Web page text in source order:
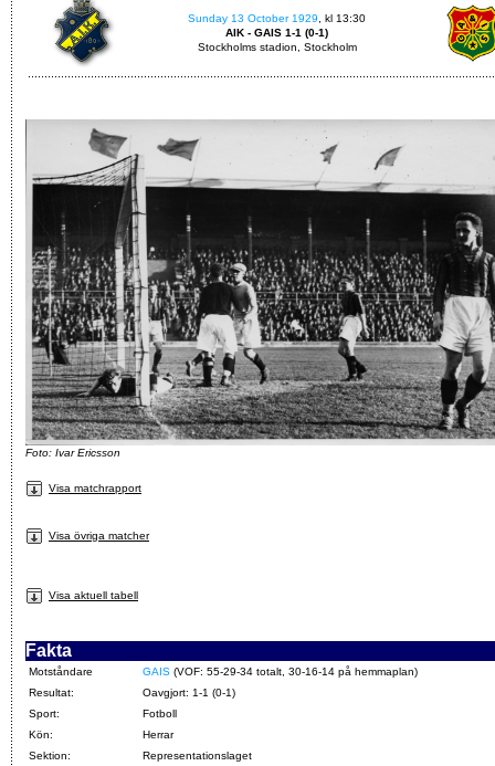
Sunday 13 October 1929 , kl 13:30
AIK - GAIS 1-1 (0-1)
Stockholms stadion, Stockholm
Foto: Ivar Ericsson
Visa matchrapport
Visa övriga matcher
Visa aktuell tabell
Fakta
Motståndare GAIS (VOF: 55-29-34 totalt, 30-16-14 på hemmaplan)
Resultat:
Oavgjort: 1-1 (0-1)
Sport:
Fotboll
Kön:
Herrar
Sektion:
Representationslaget